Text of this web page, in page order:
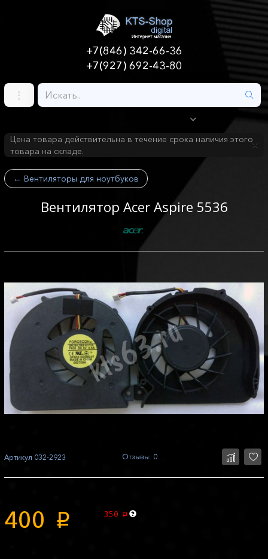
+7(846) 342-66-36
+7(927) 692-43-80
Цена товара действительна в течение срока наличия этого
товара на складе.
← Вентиляторы для ноутбуков
Вентилятор Acer Aspire 5536
Артикул 032-2923 Отзывы: 0
400 p 350 p